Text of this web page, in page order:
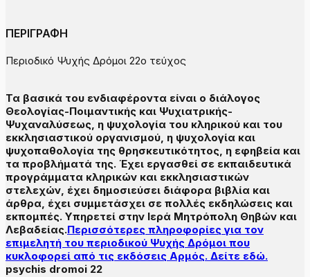
ΠΕΡΙΓΡΑΦΗ
Περιοδικό Ψυχής Δρόμοι 22ο τεύχος
Τα βασικά του ενδιαφέροντα είναι ο διάλογος
Θεολογίας-Ποιμαντικής και Ψυχιατρικής-
Ψυχαναλύσεως, η ψυχολογία του κληρικού και του
εκκλησιαστικού οργανισμού, η ψυχολογία και
ψυχοπαθολογία της θρησκευτικότητος, η εφηβεία και
τα προβλήματά της. Έχει εργασθεί σε εκπαιδευτικά
προγράμματα κληρικών και εκκλησιαστικών
στελεχών, έχει δημοσιεύσει διάφορα βιβλία και
άρθρα, έχει συμμετάσχει σε πολλές εκδηλώσεις και
εκπομπές. Υπηρετεί στην Ιερά Μητρόπολη Θηβών και
Λεβαδείας.Περισσότερες πληροφορίες για τον
επιμελητή του περιοδικού Ψυχής Δρόμοι που
κυκλοφορεί από τις εκδόσεις Αρμός. Δείτε εδώ.
psychis dromoi 22